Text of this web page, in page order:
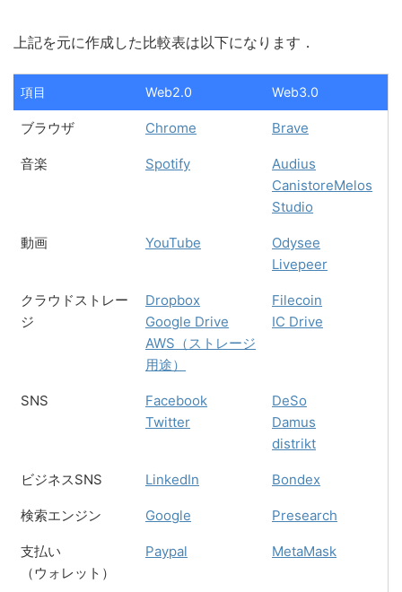
上記を元に作成した比較表は以下になります．
項目 Web2.0 Web3.0
ブラウザ Chrome Brave
音楽 Spotify
Audius
CanistoreMelos
Studio
動画 YouTube
Odysee
Livepeer
クラウドストレー
ジ
Dropbox
Google Drive
AWS（ストレージ
用途）
Filecoin
IC Drive
SNS
Facebook
Twitter
DeSo
Damus
distrikt
ビジネスSNS LinkedIn Bondex
検索エンジン Google Presearch
支払い
（ウォレット）
Paypal MetaMask